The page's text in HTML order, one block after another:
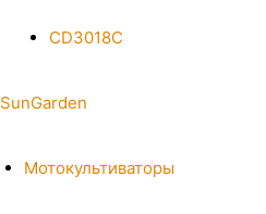
CD3018C
SunGarden
Мотокультиваторы